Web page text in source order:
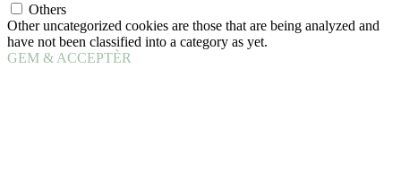
Others
Other uncategorized cookies are those that are being analyzed and
have not been classified into a category as yet.
GEM & ACCEPTÈR